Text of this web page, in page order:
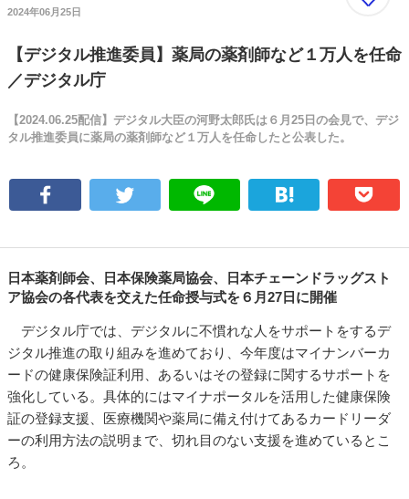
2024年06月25日
【デジタル推進委員】薬局の薬剤師など１万人を任命
／デジタル庁
【2024.06.25配信】デジタル大臣の河野太郎氏は６月25日の会見で、デジ
タル推進委員に薬局の薬剤師など１万人を任命したと公表した。
日本薬剤師会、日本保険薬局協会、日本チェーンドラッグスト
ア協会の各代表を交えた任命授与式を６月27日に開催
デジタル庁では、デジタルに不慣れな人をサポートをするデ
ジタル推進の取り組みを進めており、今年度はマイナンバーカ
ードの健康保険証利用、あるいはその登録に関するサポートを
強化している。具体的にはマイナポータルを活用した健康保険
証の登録支援、医療機関や薬局に備え付けてあるカードリーダ
ーの利用方法の説明まで、切れ目のない支援を進めているとこ
ろ。